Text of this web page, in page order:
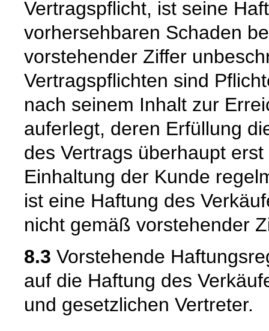
Vertragspflicht, ist seine
vorhersehbaren Schaden
vorstehender Ziffer
Vertragspflichten sind
nach seinem Inhalt zur
auferlegt, deren Erfüllung
des Vertrags überhaupt
Einhaltung der Kunde
ist eine Haftung des
nicht gemäß vorstehender
8.3 Vorstehende
auf die Haftung des
und gesetzlichen Vertreter.